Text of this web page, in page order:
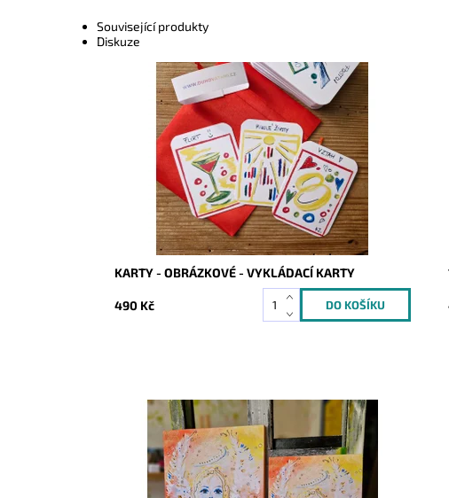
Související produkty
Diskuze
Dostupnost:
Skladem
9371
KARTY - OBRÁZKOVÉ - VYKLÁDACÍ KARTY
490 Kč
Dostupnost:
Skladem
5980/REP